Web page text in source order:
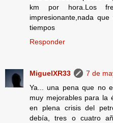
km por hora.Los
impresionante,nada
tiempos
Responder
MiguelXR33
7 de
Ya... una pena que no
muy mejorables para la
en plena crisis del
debía, tres o cuatro